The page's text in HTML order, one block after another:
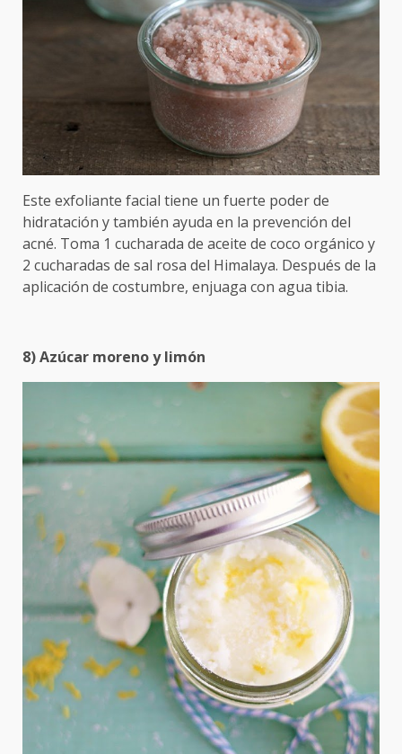
Este exfoliante facial tiene un fuerte poder de
hidratación y también ayuda en la prevención del
acné. Toma 1 cucharada de aceite de coco orgánico y
2 cucharadas de sal rosa del Himalaya. Después de la
aplicación de costumbre, enjuaga con agua tibia.
8) Azúcar moreno y limón